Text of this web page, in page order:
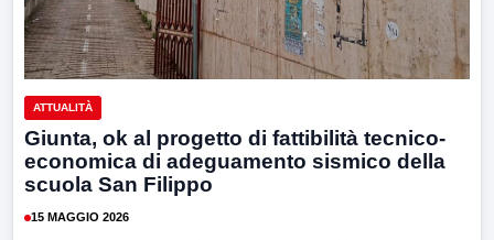
ATTUALITÀ
Giunta, ok al progetto di fattibilità tecnico-
economica di adeguamento sismico della
scuola San Filippo
15 MAGGIO 2026